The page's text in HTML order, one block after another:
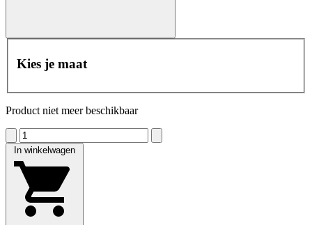
Kies je maat
Product niet meer beschikbaar
In winkelwagen